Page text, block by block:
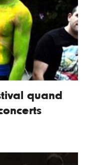
quand